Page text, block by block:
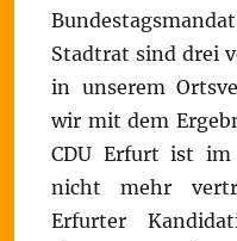
Stadtrat sind drei
in unserem
wir mit dem
CDU Erfurt ist im
nicht mehr
Erfurter